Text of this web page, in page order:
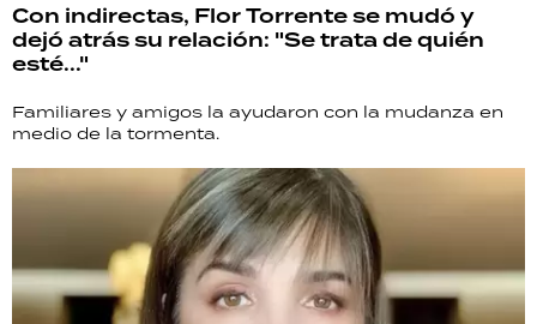
Con indirectas, Flor Torrente se mudó y
dejó atrás su relación: "Se trata de quién
esté..."
Familiares y amigos la ayudaron con la mudanza en
medio de la tormenta.